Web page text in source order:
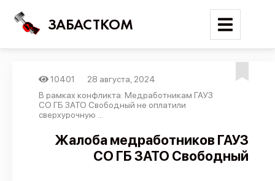
ЗАБАСТКОМ
Войти
Новости
10401
28 августа, 2024
В рамках конфликта: Медработникам ГАУЗ
СО ГБ ЗАТО Свободный не оплатили
сверхурочную ...
Жалоба медработников ГАУЗ
СО ГБ ЗАТО Свободный